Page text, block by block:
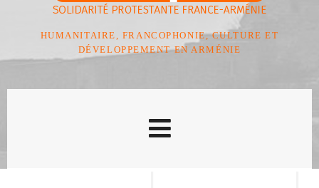
HUMANITAIRE, FRANCOPHONIE, CULTURE ET
DÉVELOPPEMENT EN ARMÉNIE